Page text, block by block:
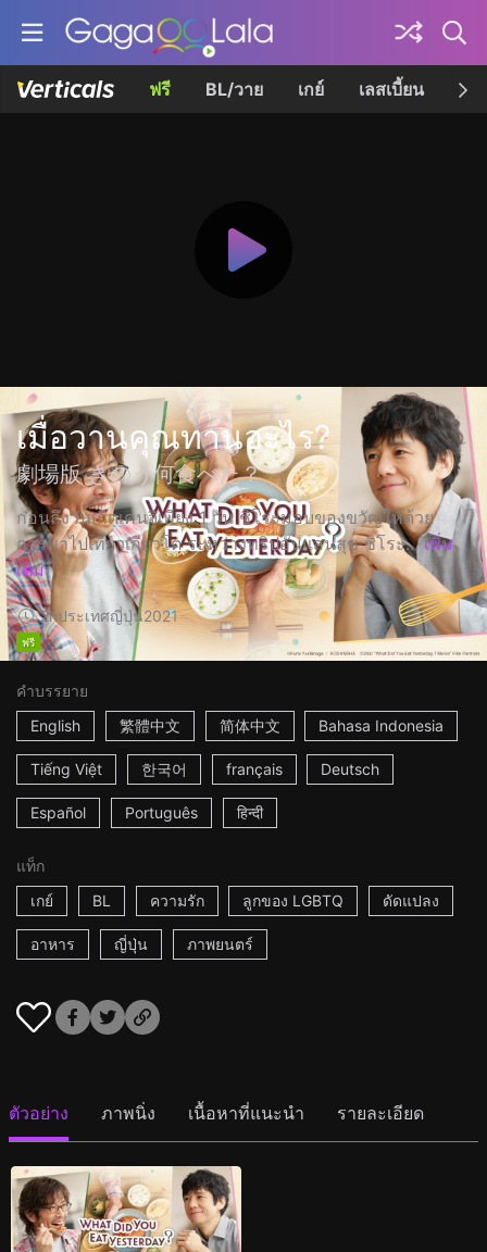
ฟรี BL/วาย เกย์ เลสเบี้ยน เค
เมื่อวานคุณทานอะไร?
劇場版 きのう何食べた？
ก่อนถึงวันเกิดเคนจิเพียง 1 วัน ชิโระมอบของขวัญให้ด้วย
การพาไปเที่ยวเกียวโต ระหว่างทริปอันแสนสุข ชิโระ... เพิ่ม
เติม
2hประเทศญี่ปุ่น2021
ฟรี
คำบรรยาย
English
繁體中文 简体中文 Bahasa Indonesia
Tiếng Việt 한국어 français Deutsch
Español Português हिन्दी
แท็ก
เกย์
BL ความรัก ลูกของ LGBTQ ดัดแปลง
อาหาร ญี่ปุ่น ภาพยนตร์
ตัวอย่าง ภาพนิ่ง เนื้อหาที่แนะนำ รายละเอียด